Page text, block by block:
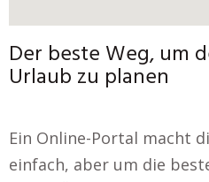
Der beste Weg, um
Urlaub zu planen
Ein Online-Portal macht
einfach, aber um die